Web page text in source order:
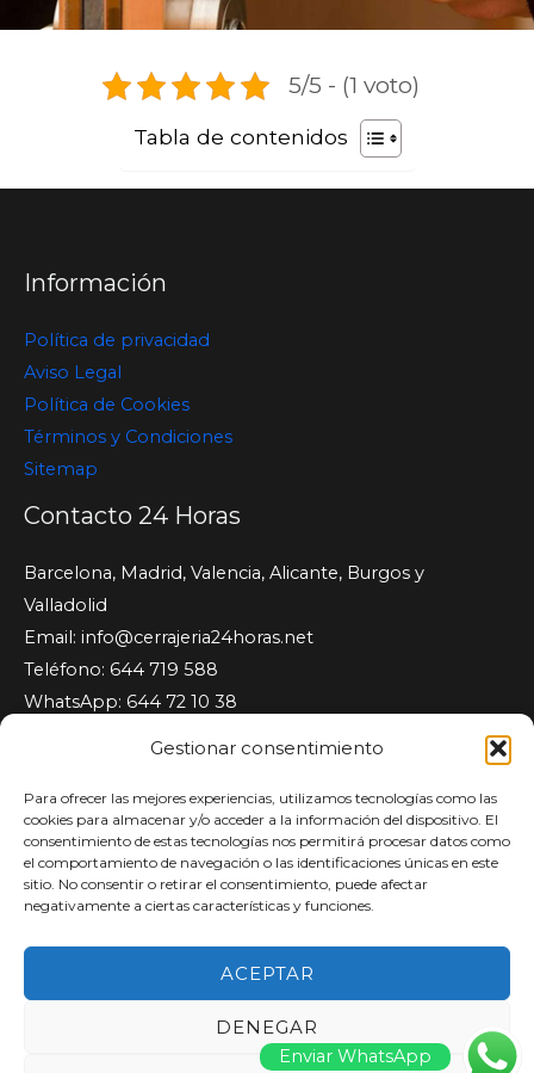
Gestionar consentimiento
Para ofrecer las mejores experiencias, utilizamos tecnologías como las
cookies para almacenar y/o acceder a la información del dispositivo. El
consentimiento de estas tecnologías nos permitirá procesar datos como
el comportamiento de navegación o las identificaciones únicas en este
sitio. No consentir o retirar el consentimiento, puede afectar
negativamente a ciertas características y funciones.
ACEPTAR
DENEGAR
5/5 - (1 voto)
Tabla de contenidos
Información
Política de privacidad
Aviso Legal
Política de Cookies
Términos y Condiciones
Sitemap
Contacto 24 Horas
Barcelona, Madrid, Valencia, Alicante, Burgos y
Valladolid
Email: info@cerrajeria24horas.net
Teléfono: 644 719 588
WhatsApp: 644 72 10 38
Cerrajeria24horas.net
Somos empresa de servicios. Los profesionales están
disponibles en llamadas de emergencia las 24 horas,
los 7 días de la semana. Servicios a hogares, oficinas y
comercios locales. Atención inmediata. Presupuesto sin
Copyright © 2026 Cerrajeria24horas.net
Enviar WhatsApp